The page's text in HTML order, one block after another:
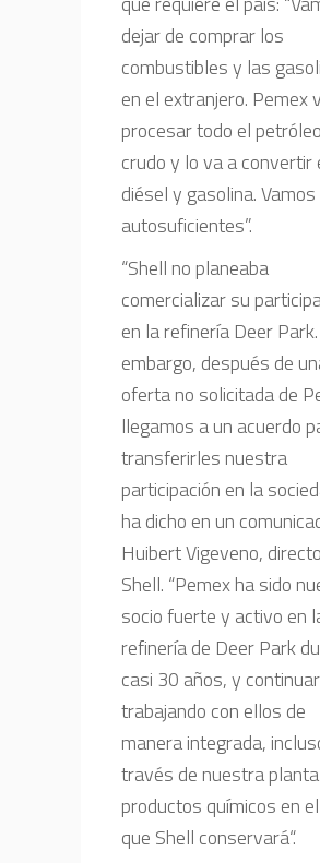
dejar de comprar los
combustibles y las
en el extranjero. Pemex
procesar todo el petróleo
crudo y lo va a convertir
diésel y gasolina.
autosuficientes”.
“Shell no planeaba
comercializar su
en la refinería Deer
embargo, después de
oferta no solicitada de
llegamos a un acuerdo
transferirles nuestra
participación en la
ha dicho en un
Huibert Vigeveno,
Shell. “Pemex ha sido
socio fuerte y activo en
refinería de Deer Park
casi 30 años, y
trabajando con ellos de
manera integrada,
través de nuestra
productos químicos en
que Shell conservará“.